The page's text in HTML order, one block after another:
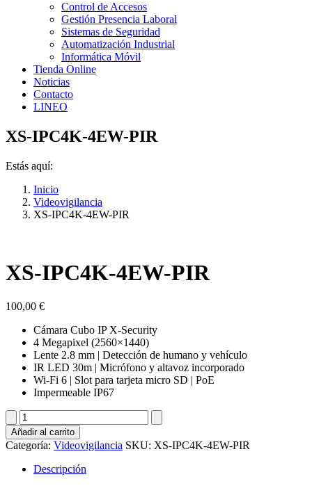
Control de Accesos
Gestión Presencia Laboral
Sistemas de Seguridad
Automatización Industrial
Informática Móvil
Tienda Online
Noticias
Contacto
LINEO
Facebook
page
in
window
Instagram
page
in
window
Linkedin
page
in
window
Facebook
page
in
window
Instagram
page
in
window
Linkedin
page
in
window
XS-IPC4K-4EW-PIR
Estás aquí:
Inicio
Videovigilancia
XS-IPC4K-4EW-PIR
XS-IPC4K-4EW-PIR
100,00 €
Cámara Cubo IP X-Security
4 Megapixel (2560×1440)
Lente 2.8 mm | Detección de humano y vehículo
IR LED 30m | Micrófono y altavoz incorporado
Wi-Fi 6 | Slot para tarjeta micro SD | PoE
Impermeable IP67
XS-
IPC4K-
4EW-
PIR
cantidad
Añadir al carrito
Categoría: Videovigilancia SKU: XS-IPC4K-4EW-PIR
Descripción